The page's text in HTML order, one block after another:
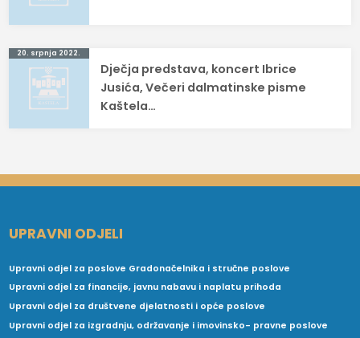
20. srpnja 2022.
Dječja predstava, koncert Ibrice
Jusića, Večeri dalmatinske pisme
Kaštela…
UPRAVNI ODJELI
Upravni odjel za poslove Gradonačelnika i stručne poslove
Upravni odjel za financije, javnu nabavu i naplatu prihoda
Upravni odjel za društvene djelatnosti i opće poslove
Upravni odjel za izgradnju, održavanje i imovinsko- pravne poslove